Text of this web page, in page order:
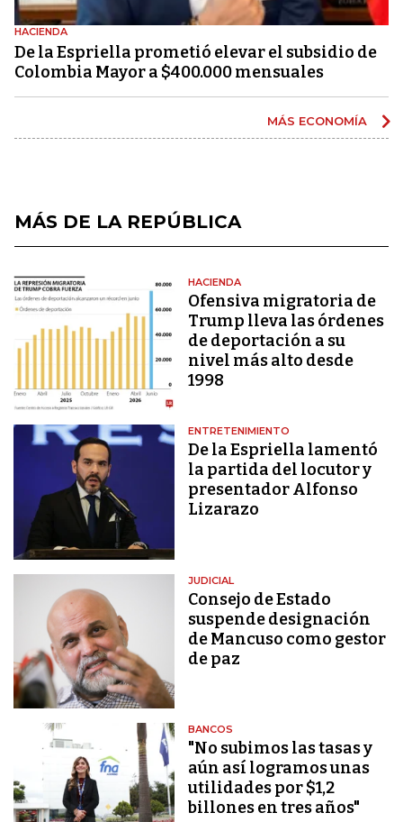
HACIENDA
De la Espriella prometió elevar el subsidio de
Colombia Mayor a $400.000 mensuales
MÁS ECONOMÍA
MÁS DE LA REPÚBLICA
HACIENDA
Ofensiva migratoria de
Trump lleva las órdenes
de deportación a su
nivel más alto desde
1998
ENTRETENIMIENTO
De la Espriella lamentó
la partida del locutor y
presentador Alfonso
Lizarazo
JUDICIAL
Consejo de Estado
suspende designación
de Mancuso como gestor
de paz
BANCOS
"No subimos las tasas y
aún así logramos unas
utilidades por $1,2
billones en tres años"